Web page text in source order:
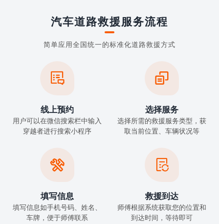
汽车道路救援服务流程
简单应用全国统一的标准化道路救援方式

线上预约
用户可以在微信搜索栏中输入
穿越者进行搜索小程序

选择服务
选择所需的救援服务类型，获
取当前位置、车辆状况等

填写信息
填写信息如手机号码、姓名、
车牌，便于师傅联系

救援到达
师傅根据系统获取您的位置和
到达时间，等待即可